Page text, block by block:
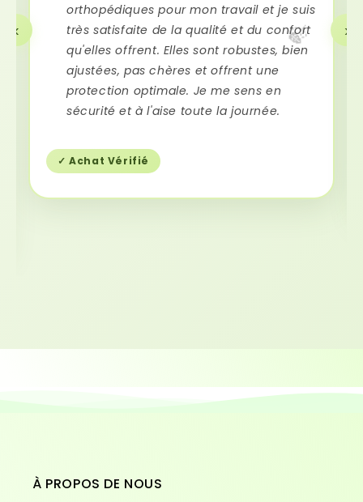
🍃
orthopédiques pour mon travail et je suis
très satisfaite de la qualité et du confort
qu'elles offrent. Elles sont robustes, bien
ajustées, pas chères et offrent une
protection optimale. Je me sens en
sécurité et à l'aise toute la journée.
✓ Achat Vérifié
‹ ›
À PROPOS DE NOUS